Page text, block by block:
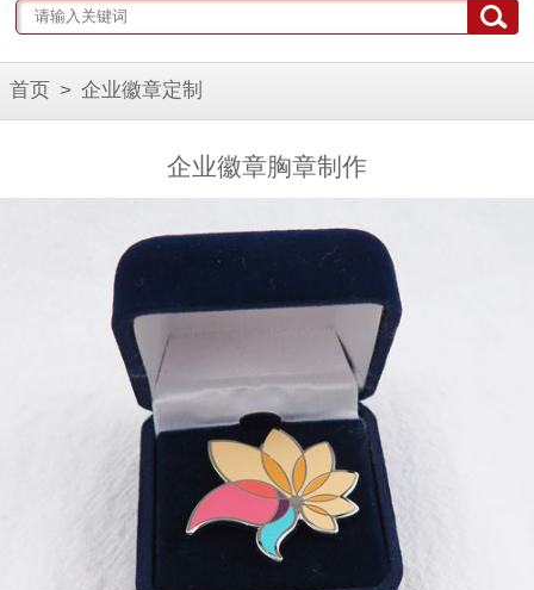
首页 > 企业徽章定制
企业徽章胸章制作